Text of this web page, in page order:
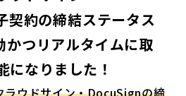
約の締結ステータス
つリアルタイムに取
になりました！